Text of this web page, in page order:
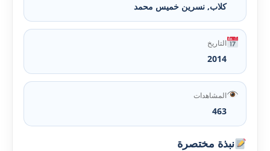
كلاب, نسرين خميس محمد
التاريخ
2014
المشاهدات
463
نبذة مختصرة